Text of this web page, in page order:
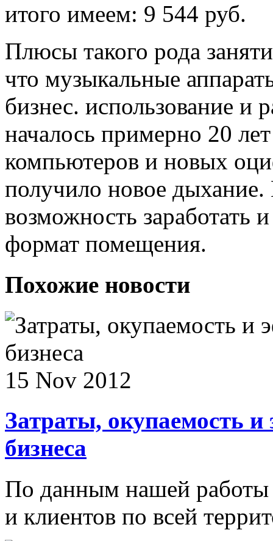
итого имеем: 9 544 руб.
Плюсы такого рода
что музыкальные
бизнес. использование и
началось примерно 20
компьютеров и новых
получило новое
возможность заработать
формат помещения.
Похожие новости
15 Nov 2012
Затраты, окупаемость и
бизнеса
По данным нашей
и клиентов по всей